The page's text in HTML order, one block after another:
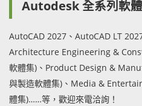
Autodesk 全系列軟
AutoCAD 2027、AutoCAD LT
Architecture Engineering &
軟體集)、Product Design &
與製造軟體集)、Media &
體集)……等，歡迎來電洽詢！